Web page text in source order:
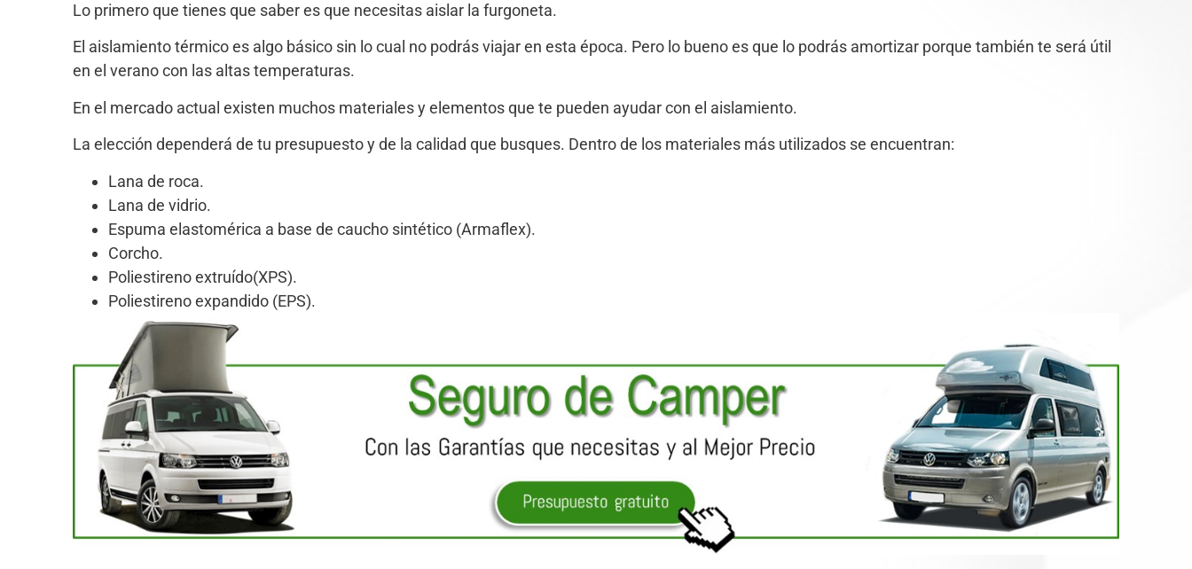
Lo primero que tienes que saber es que necesitas aislar la furgoneta.
El aislamiento térmico es algo básico sin lo cual no podrás viajar en esta época. Pero lo bueno es que lo podrás amortizar porque también te será útil
en el verano con las altas temperaturas.
En el mercado actual existen muchos materiales y elementos que te pueden ayudar con el aislamiento.
La elección dependerá de tu presupuesto y de la calidad que busques. Dentro de los materiales más utilizados se encuentran:
Lana de roca.
Lana de vidrio.
Espuma elastomérica a base de caucho sintético (Armaflex).
Corcho.
Poliestireno extruído(XPS).
Poliestireno expandido (EPS).